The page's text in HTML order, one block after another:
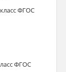
ФГОС
ФГОС